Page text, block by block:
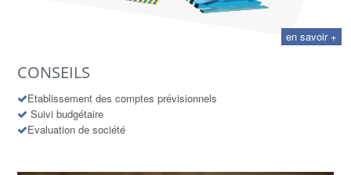
en savoir +
CONSEILS
Etablissement des comptes prévisionnels
Suivi budgétaire
Evaluation de société